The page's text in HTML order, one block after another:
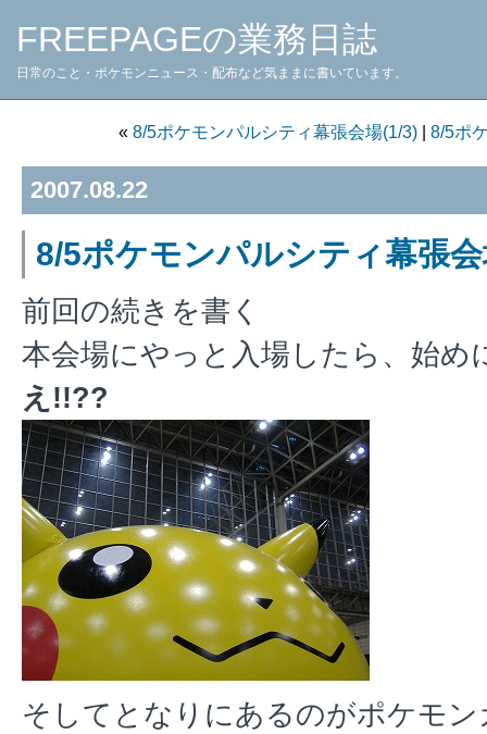
FREEPAGEの業務日誌
日常のこと・ポケモンニュース・配布など気ままに書いています。
« 8/5ポケモンパルシティ幕張会場(1/3)| 8/5ポ
2007.08.22
8/5ポケモンパルシティ幕張
前回の続きを書く
本会場にやっと入場したら、始め
え!!??
そしてとなりにあるのがポケモ